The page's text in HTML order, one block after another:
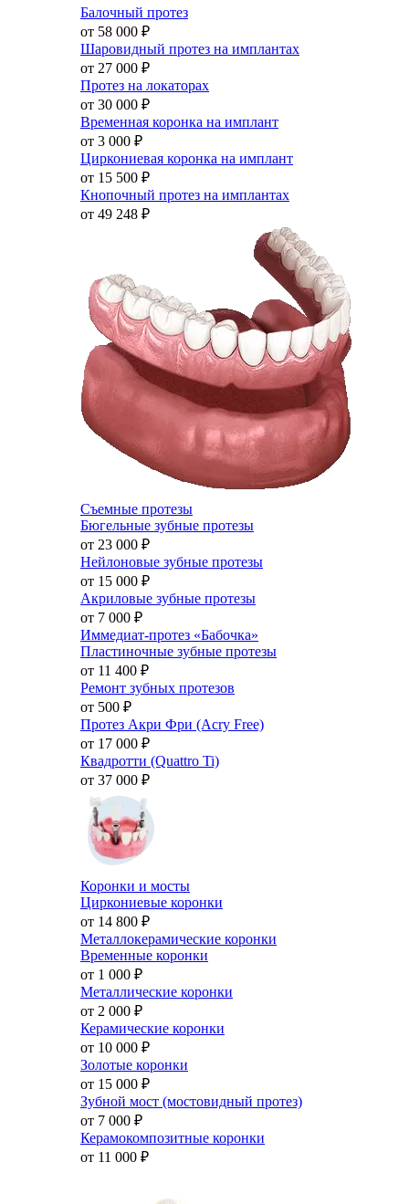
Балочный протез
от 58 000 ₽
Шаровидный протез на имплантах
от 27 000 ₽
Протез на локаторах
от 30 000 ₽
Временная коронка на имплант
от 3 000 ₽
Циркониевая коронка на имплант
от 15 500 ₽
Кнопочный протез на имплантах
от 49 248 ₽
Съемные протезы
Бюгельные зубные протезы
от 23 000 ₽
Нейлоновые зубные протезы
от 15 000 ₽
Акриловые зубные протезы
от 7 000 ₽
Иммедиат-протез «Бабочка»
Пластиночные зубные протезы
от 11 400 ₽
Ремонт зубных протезов
от 500 ₽
Протез Акри Фри (Acry Free)
от 17 000 ₽
Квадротти (Quattro Ti)
от 37 000 ₽
Коронки и мосты
Циркониевые коронки
от 14 800 ₽
Металлокерамические коронки
Временные коронки
от 1 000 ₽
Металлические коронки
от 2 000 ₽
Керамические коронки
от 10 000 ₽
Золотые коронки
от 15 000 ₽
Зубной мост (мостовидный протез)
от 7 000 ₽
Керамокомпозитные коронки
от 11 000 ₽